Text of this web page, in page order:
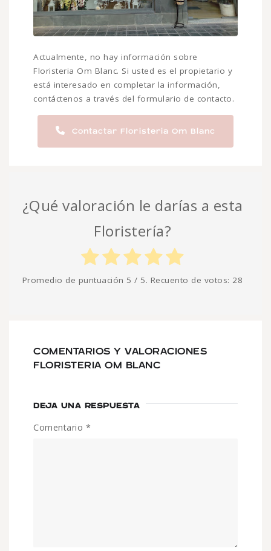
Actualmente, no hay información sobre
Floristeria Om Blanc. Si usted es el propietario y
está interesado en completar la información,
contáctenos a través del formulario de contacto.
Contactar Floristeria Om Blanc
¿Qué valoración le darías a esta
Floristería?
Promedio de puntuación 5 / 5. Recuento de votos: 28
COMENTARIOS Y VALORACIONES
FLORISTERIA OM BLANC
DEJA UNA RESPUESTA
Comentario *